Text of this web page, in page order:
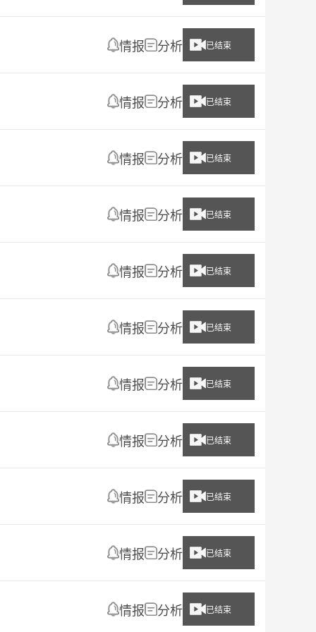
情报 分析 已结束
情报 分析 已结束
情报 分析 已结束
情报 分析 已结束
情报 分析 已结束
情报 分析 已结束
情报 分析 已结束
情报 分析 已结束
情报 分析 已结束
情报 分析 已结束
情报 分析 已结束